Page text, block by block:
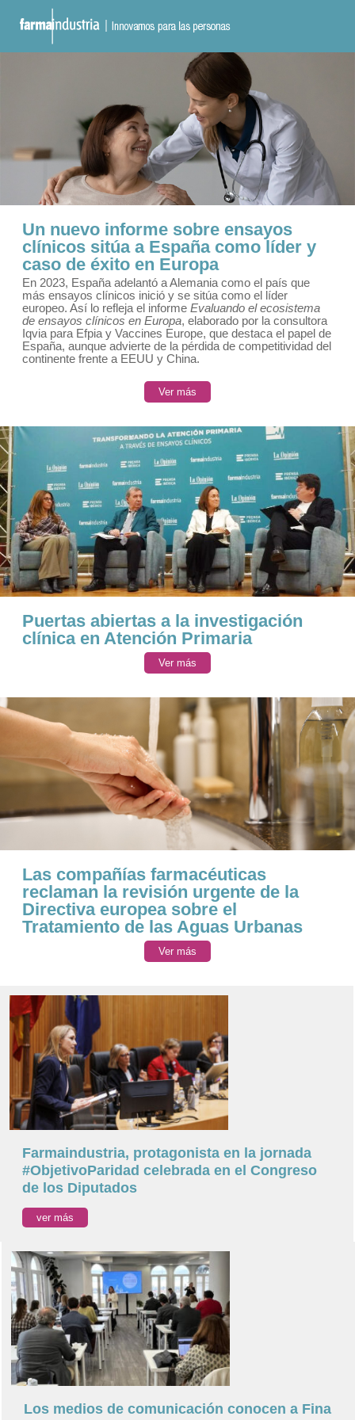
Un nuevo informe sobre ensayos
clínicos sitúa a España como líder y
caso de éxito en Europa
En 2023, España adelantó a Alemania como el país que
más ensayos clínicos inició y se sitúa como el líder
europeo. Así lo refleja el informe Evaluando el ecosistema
de ensayos clínicos en Europa, elaborado por la consultora
Iqvia para Efpia y Vaccines Europe, que destaca el papel de
España, aunque advierte de la pérdida de competitividad del
continente frente a EEUU y China.
Ver más
Puertas abiertas a la investigación
clínica en Atención Primaria
Ver más
Las compañías farmacéuticas
reclaman la revisión urgente de la
Directiva europea sobre el
Tratamiento de las Aguas Urbanas
Ver más
Farmaindustria, protagonista en la jornada
#ObjetivoParidad celebrada en el Congreso
de los Diputados
ver más
Los medios de comunicación conocen a Fina